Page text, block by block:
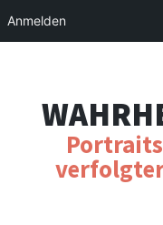
Anmelden